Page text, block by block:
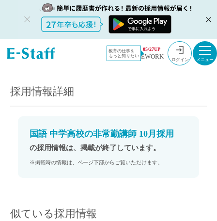
教育の仕事を
もっと知りたい
05/27UP
EWORK ログイン
教員採用情
報のイー・
採用情報
国語 中学高校の非常勤講師 10月採用
採用情報詳細
国語 中学高校の非常勤講師 10月採用
の採用情報は、掲載が終了しています。
※掲載時の情報は、ページ下部からご覧いただけます。
似ている採用情報